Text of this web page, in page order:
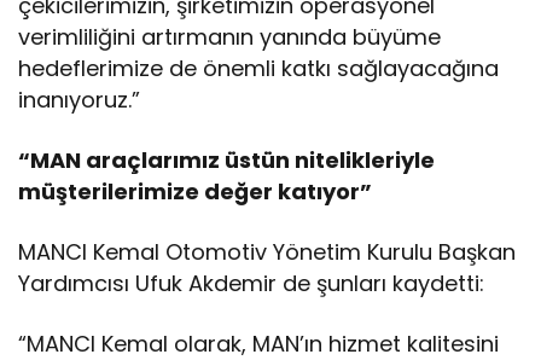
verimliliğini artırmanın yanında büyüme
hedeflerimize de önemli katkı sağlayacağına
inanıyoruz.”
“MAN araçlarımız üstün nitelikleriyle
müşterilerimize değer katıyor”
MANCI Kemal Otomotiv Yönetim Kurulu Başkan
Yardımcısı Ufuk Akdemir de şunları kaydetti:
“MANCI Kemal olarak, MAN’ın hizmet kalitesini